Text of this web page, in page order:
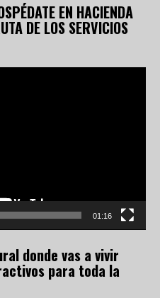
EN HACIENDA
DE LOS SERVICIOS
01:16
donde vas a vivir
para toda la